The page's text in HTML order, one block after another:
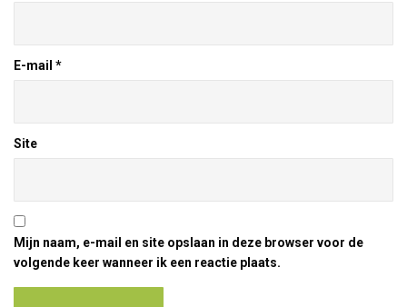
E-mail *
Site
Mijn naam, e-mail en site opslaan in deze browser voor de
volgende keer wanneer ik een reactie plaats.